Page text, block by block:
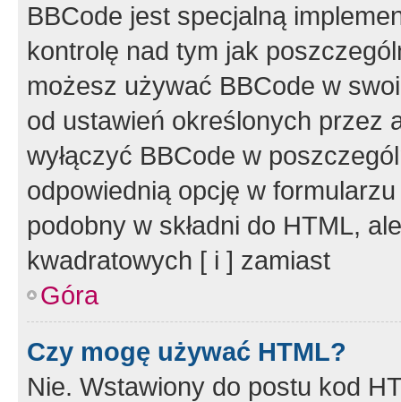
BBCode jest specjalną
kontrolę nad tym jak
możesz używać BBCode w
od ustawień określonych przez
wyłączyć BBCode w
odpowiednią opcję w
podobny w składni do HTML,
kwadratowych [ i ] zamiast
Góra
Czy mogę używać HTML?
Nie. Wstawiony do postu kod